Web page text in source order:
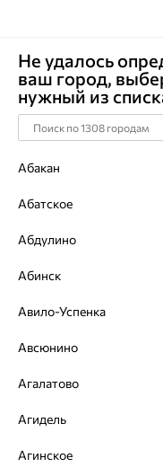
Главная Каталог
Браслет,
Артикул:БР5367
Не удалось
ваш город,
нужный из
Абакан
Абатское
Абдулино
Абинск
Авило-Успенка
Авсюнино
Агалатово
Агидель
Агинское